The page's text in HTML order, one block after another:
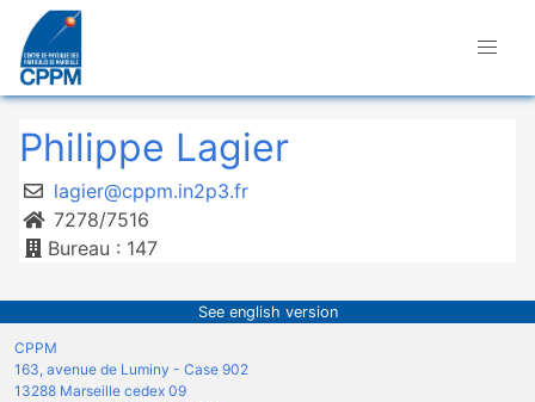
Philippe Lagier
lagier@cppm.in2p3.fr
7278/7516
Bureau : 147
See english version
CPPM
163, avenue de Luminy - Case 902
13288 Marseille cedex 09